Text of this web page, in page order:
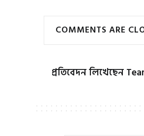
COMMENTS ARE
প্রতিবেদন লিখেছেন